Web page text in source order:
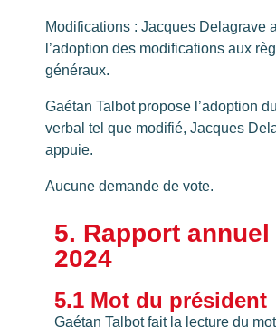
Modifications : Jacques Delagrave
l’adoption des modifications aux
généraux.
Gaétan Talbot propose l’adoption
verbal tel que modifié, Jacques
appuie.
Aucune demande de vote.
5. Rapport annuel
2024
5.1 Mot du président
Gaétan Talbot fait la lecture du